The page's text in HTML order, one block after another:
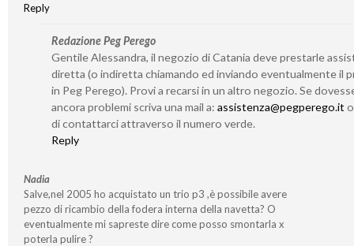
Reply
Redazione Peg Perego
Gentile Alessandra, il negozio di Catania deve prestarle
diretta (o indiretta chiamando ed inviando eventualmente il
in Peg Perego). Provi a recarsi in un altro negozio. Se
ancora problemi scriva una mail a: assistenza@pegperego.ito
di contattarci attraverso il numero verde.
Reply
Nadia
Salve,nel 2005 ho acquistato un trio p3 ,è possibile avere
pezzo di ricambio della fodera interna della navetta? O
eventualmente mi sapreste dire come posso smontarla x
poterla pulire ?